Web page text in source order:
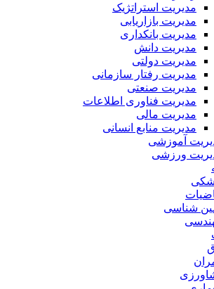
مدیریت استراتژیک
مدیریت بازاریابی
مدیریت بانکداری
مدیریت دانش
مدیریت دولتی
مدیریت رفتار سازمانی
مدیریت صنعتی
مدیریت فناوری اطلاعات
مدیریت مالی
مدیریت منابع انسانی
آموزشی
ورزشی
شناسی